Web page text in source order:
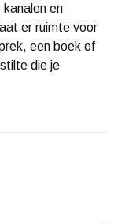
en
er ruimte voor
een boek of
die je